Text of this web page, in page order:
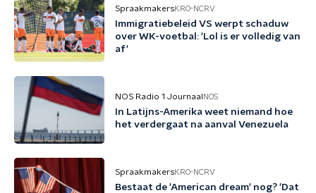
SpraakmakersKRO-NCRV
Immigratiebeleid VS werpt schaduw
over WK-voetbal: 'Lol is er volledig van
af'
NOS Radio 1 Journaal NOS
In Latijns-Amerika weet niemand hoe
het verdergaat na aanval Venezuela
SpraakmakersKRO-NCRV
Bestaat de 'American dream' nog? 'Dat